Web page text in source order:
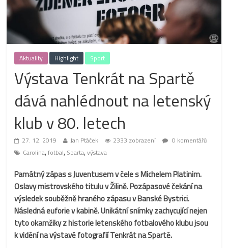
Aktuality Highlight Sport
Výstava Tenkrát na Spartě
dává nahlédnout na letenský
klub v 80. letech
27. 12. 2019 Jan Ptáček 2333 zobrazení
0 komentářů
Carolina,fotbal, Sparta,výstava
Památný zápas s Juventusem v čele s Michelem Platinim.
Oslavy mistrovského titulu v Žilině. Pozápasové čekání na
výsledek souběžně hraného zápasu v Banské Bystrici.
Následná euforie v kabině. Unikátní snímky zachycující nejen
tyto okamžiky z historie letenského fotbalového klubu jsou
k vidění na výstavě fotografií Tenkrát na Spartě.